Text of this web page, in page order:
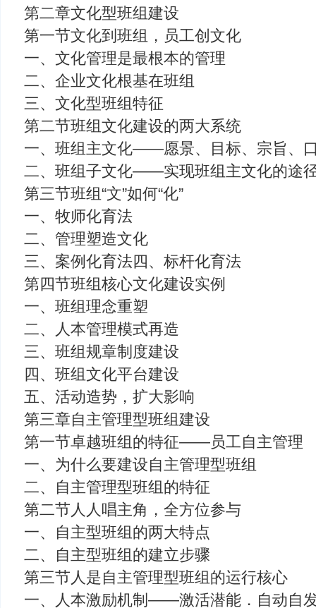
第二章文化型班组建设
第一节文化到班组，员工创文化
一、文化管理是最根本的管理
二、企业文化根基在班组
三、文化型班组特征
第二节班组文化建设的两大系统
一、班组主文化——愿景、目标、宗旨、
二、班组子文化——实现班组主文化的途
第三节班组“文”如何“化”
一、牧师化育法
二、管理塑造文化
三、案例化育法四、标杆化育法
第四节班组核心文化建设实例
一、班组理念重塑
二、人本管理模式再造
三、班组规章制度建设
四、班组文化平台建设
五、活动造势，扩大影响
第三章自主管理型班组建设
第一节卓越班组的特征——员工自主管理
一、为什么要建设自主管理型班组
二、自主管理型班组的特征
第二节人人唱主角，全方位参与
一、自主型班组的两大特点
二、自主型班组的建立步骤
第三节人是自主管理型班组的运行核心
一、人本激励机制——激活潜能．自动自